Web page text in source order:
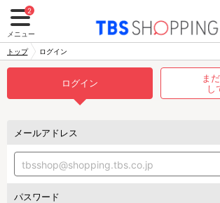
2
メニュー
トップ ログイン
ログイン
ま
し
メールアドレス
パスワード